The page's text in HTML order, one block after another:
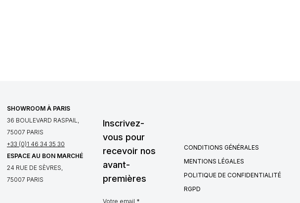
Inscrivez-
vous pour
recevoir nos
avant-
premières
CONDITIONS GÉNÉRALES
MENTIONS LÉGALES
POLITIQUE DE CONFIDENTIALITÉ
RGPD
SHOWROOM À PARIS
36 BOULEVARD RASPAIL,
75007 PARIS
+33 (0)1 46 34 35 30
ESPACE AU BON MARCHÉ
24 RUE DE SÈVRES,
75007 PARIS